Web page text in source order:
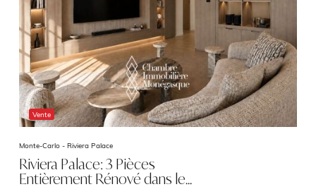
Vente
Monte-Carlo - Riviera Palace
Riviera Palace: 3 Pièces
Entièrement Rénové dans le…